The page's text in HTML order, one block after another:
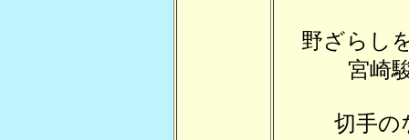
野ざらし
宮崎
切手の